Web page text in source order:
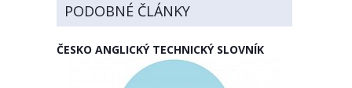
PODOBNÉ ČLÁNKY
ČESKO ANGLICKÝ TECHNICKÝ SLOVNÍK